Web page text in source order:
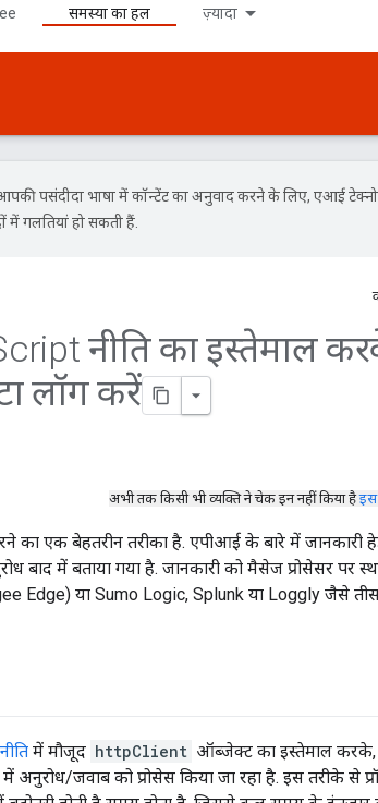
समस्या का हल ज़्यादा
पसंदीदा भाषा में कॉन्टेंट का अनुवाद करने के लिए, एआई
गलतियां हो सकती हैं.
नीति का इस्तेमाल
लॉग करें
अभी तक किसी भी व्यक्ति ने चेक इन नहीं किया हैइस
एक बेहतरीन तरीका है. एपीआई के बारे में जानकारी
बाद में बताया गया है. जानकारी को मैसेज प्रोसेसर पर
Edge) या Sumo Logic, Splunk या Loggly जैसे
में मौजूद httpClient ऑब्जेक्ट का इस्तेमाल करके,
में अनुरोध/जवाब को प्रोसेस किया जा रहा है. इस तरीके से